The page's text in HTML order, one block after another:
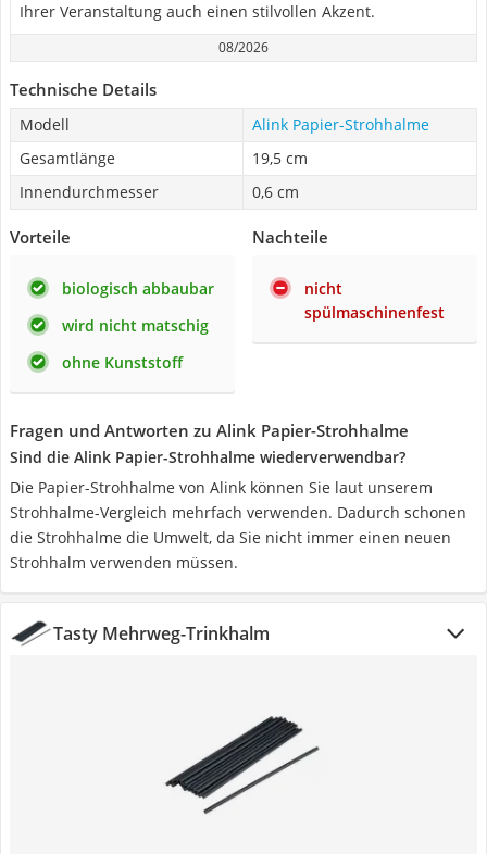
Ihrer Veranstaltung auch einen stilvollen Akzent.
08/2026
Technische Details
Modell
Alink Papier-Strohhalme
Gesamtlänge
19,5 cm
Innendurchmesser
0,6 cm
Vorteile
biologisch abbaubar
wird nicht matschig
ohne Kunststoff
Nachteile
nicht
spülmaschinenfest
Fragen und Antworten zu Alink Papier-Strohhalme
Sind die Alink Papier-Strohhalme wiederverwendbar?
Die Papier-Strohhalme von Alink können Sie laut unserem
Strohhalme-Vergleich mehrfach verwenden. Dadurch schonen
die Strohhalme die Umwelt, da Sie nicht immer einen neuen
Strohhalm verwenden müssen.
Tasty Mehrweg-Trinkhalm